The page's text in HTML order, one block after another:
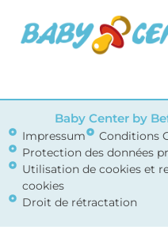
Baby Center by
Impressum
Conditions
Protection des données
Utilisation de cookies et
cookies
Droit de rétractation